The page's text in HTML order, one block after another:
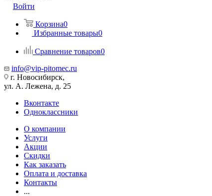
Войти
Корзина0
Избранные товары0
Сравнение товаров0
info@vip-pitomec.ru
г. Новосибирск,
ул. А. Лежена, д. 25
Вконтакте
Одноклассники
О компании
Услуги
Акции
Скидки
Как заказать
Оплата и доставка
Контакты
...